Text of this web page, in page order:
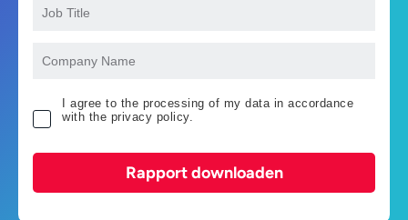
I agree to the processing of my data in accordance
with the privacy policy.
Rapport downloaden